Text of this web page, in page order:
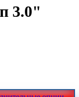
3.0"